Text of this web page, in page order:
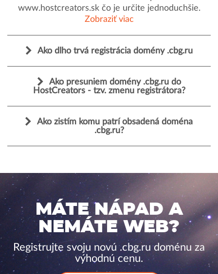
www.hostcreators.sk čo je určite jednoduchšie.
Zobraziť viac
Ako dlho trvá registrácia domény .cbg.ru
Ako presuniem domény .cbg.ru do
HostCreators - tzv. zmenu registrátora?
Ako zistím komu patrí obsadená doména
.cbg.ru?
MÁTE NÁPAD A
NEMÁTE WEB?
Registrujte svoju novú .cbg.ru doménu za
výhodnú cenu.